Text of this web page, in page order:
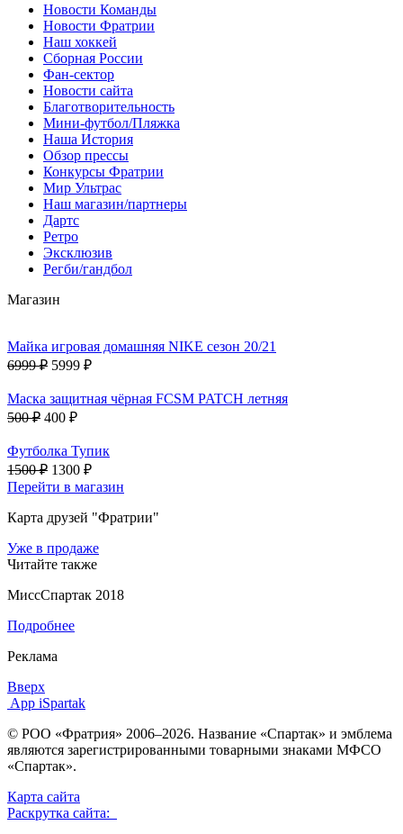
Новости Команды
Новости Фратрии
Наш хоккей
Сборная России
Фан-cектор
Новости сайта
Благотворительность
Мини-футбол/Пляжка
Наша История
Обзор прессы
Конкурсы Фратрии
Мир Ультрас
Наш магазин/партнеры
Дартс
Ретро
Эксклюзив
Регби/гандбол
Магазин
Майка игровая домашняя NIKE сезон 20/21
6999 ₽ 5999 ₽
Маска защитная чёрная FCSM PATCH летняя
500 ₽ 400 ₽
Футболка Тупик
1500 ₽ 1300 ₽
Перейти в магазин
Карта друзей "Фратрии"
Уже в продаже
Читайте также
МиссСпартак 2018
Подробнее
Реклама
Вверх
App iSpartak
© РОО «Фратрия» 2006–2026. Название «Спартак» и эмблема
являются зарегистрированными товарными знаками МФСО
«Спартак».
Карта сайта
Раскрутка сайта: